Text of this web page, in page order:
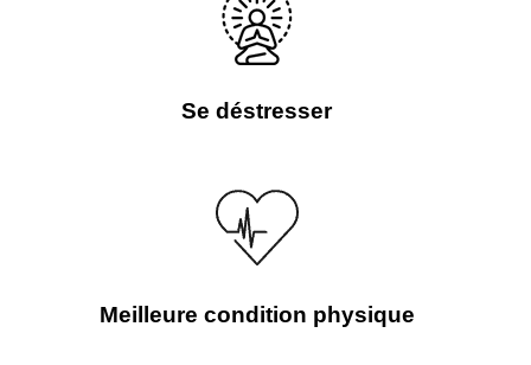
Soulager dos et articulations
Se déstresser